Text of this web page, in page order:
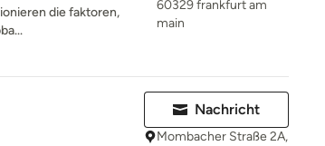
die faktoren,
60329 frankfurt am
main
Nachricht
Mombacher Straße 2A,